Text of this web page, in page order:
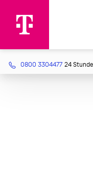
0800 3304477 24